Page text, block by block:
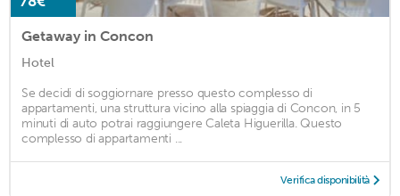
Getaway in Concon
Hotel
Se decidi di soggiornare presso questo complesso di
appartamenti, una struttura vicino alla spiaggia di Concon, in 5
minuti di auto potrai raggiungere Caleta Higuerilla. Questo
complesso di appartamenti ...
Verifica disponibilità